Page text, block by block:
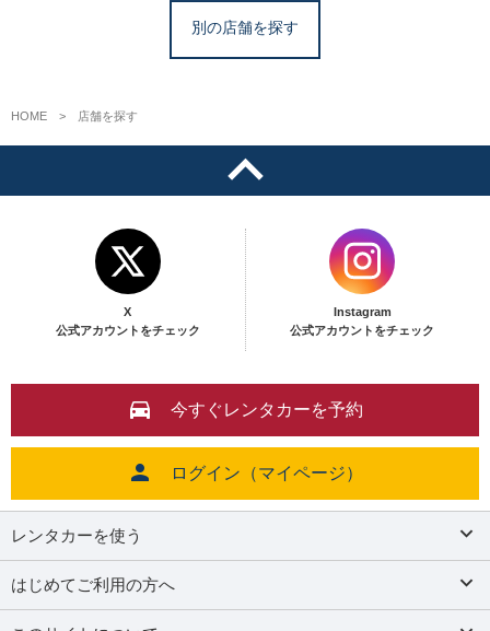
別の店舗を探す
HOME 店舗を探す
X
公式アカウントをチェック
Instagram
公式アカウントをチェック
今すぐレンタカーを予約
ログイン（マイページ）
レンタカーを使う
はじめてご利用の方へ